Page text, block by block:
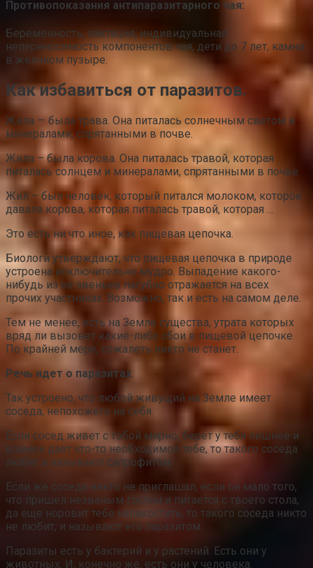
Противопоказания антипаразитарного чая:
Беременность, лактация, индивидуальная
непереносимость компонентов чая, дети до 7 лет, камни
в желчном пузыре.
Как избавиться от паразитов.
Жила — была трава. Она питалась солнечным светом и
минералами, спрятанными в почве.
Жила – была корова. Она питалась травой, которая
питалась солнцем и минералами, спрятанными в почве.
Жил – был человек, который питался молоком, которое
давала корова, которая питалась травой, которая …
Это есть ни что иное, как пищевая цепочка.
Биологи утверждают, что пищевая цепочка в природе
устроена исключительно мудро. Выпадение какого-
нибудь из ее звеньев пагубно отражается на всех
прочих участниках. Возможно, так и есть на самом деле.
Тем не менее, есть на Земле существа, утрата которых
вряд ли вызовет какие-либо сбои в пищевой цепочке.
По крайней мере, сожалеть никто не станет.
Речь идет о паразитах.
Так устроено, что любой живущий на Земле имеет
соседа, непохожего на себя.
Если сосед живет с тобой мирно, берет у тебя лишнее и
взамен дает что-то необходимое тебе, то такого соседа
любят и называют сапрофитом.
Если же соседа никто не приглашал, если он мало того,
что пришел незваным гостем и питается с твоего стола,
да еще норовит тебе напакостить, то такого соседа никто
не любит, и называют его паразитом.
Паразиты есть у бактерий и у растений. Есть они у
животных. И, конечно же, есть они у человека.